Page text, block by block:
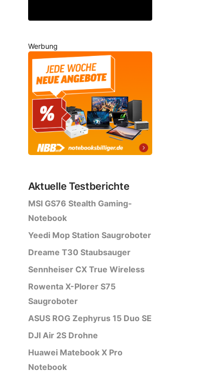
Werbung
Aktuelle Testberichte
MSI GS76 Stealth Gaming-
Notebook
Yeedi Mop Station Saugroboter
Dreame T30 Staubsauger
Sennheiser CX True Wireless
Rowenta X-Plorer S75
Saugroboter
ASUS ROG Zephyrus 15 Duo SE
DJI Air 2S Drohne
Huawei Matebook X Pro
Notebook